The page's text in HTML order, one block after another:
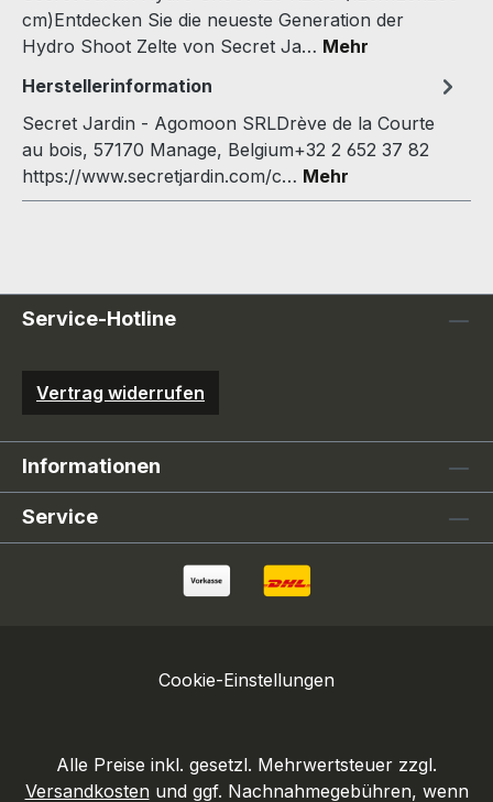
cm)Entdecken Sie die neueste Generation der
Hydro Shoot Zelte von Secret Ja… Mehr
Herstellerinformation
Secret Jardin - Agomoon SRLDrève de la Courte
au bois, 57170 Manage, Belgium+32 2 652 37 82
https://www.secretjardin.com/c… Mehr
Service-Hotline
Vertrag widerrufen
Informationen
Service
Cookie-Einstellungen
Alle Preise inkl. gesetzl. Mehrwertsteuer zzgl.
Versandkostenund ggf. Nachnahmegebühren, wenn